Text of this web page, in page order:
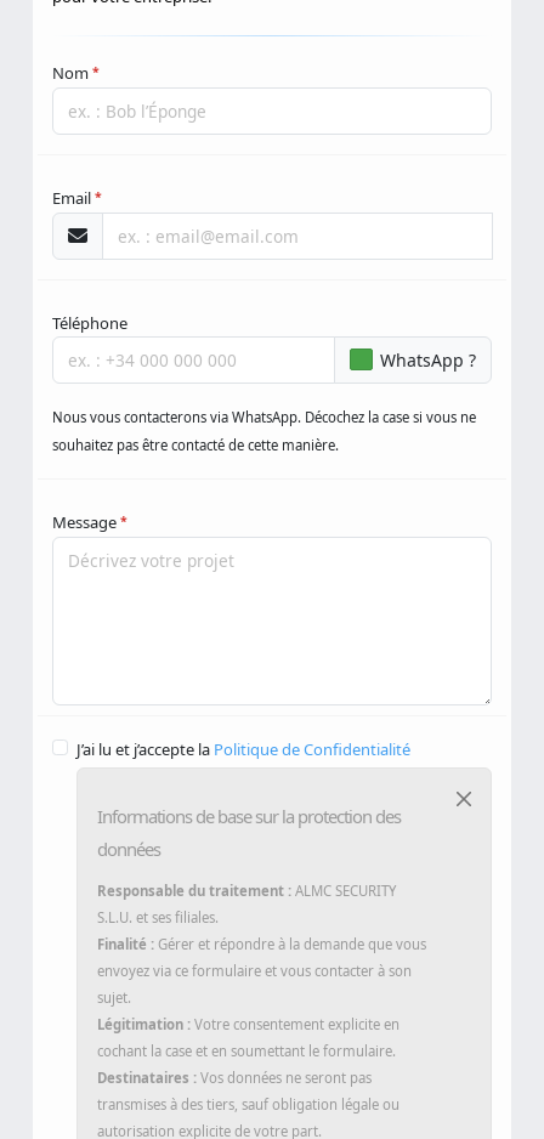
Nom *
Email
Téléphone
WhatsApp ?
Message *
données
Responsable du traitement :ALMC SECURITY
S.L.U. et ses filiales.
Finalité :
envoyez via ce formulaire et vous contacter à son
sujet.
Légitimation : Votre consentement explicite en
cochant la case et en soumettant le formulaire.
Destinataires :Vos données ne seront pas